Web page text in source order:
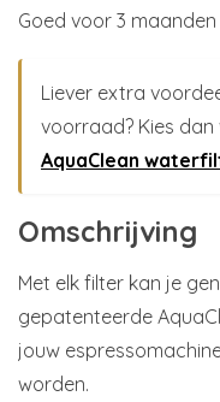
Goed voor 3 maanden
Liever extra
voorraad? Kies
AquaClean
Omschrijving
Met elk filter kan je
gepatenteerde
jouw
worden.